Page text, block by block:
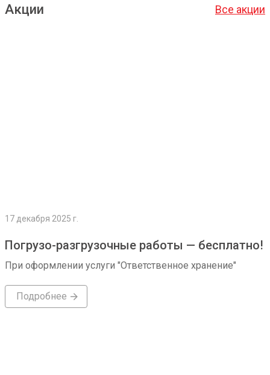
Акции Все акции
17 декабря 2025 г.
Погрузо-разгрузочные работы — бесплатно!
При оформлении услуги "Ответственное хранение"
Подробнее